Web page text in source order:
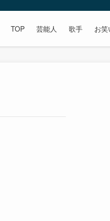
TOP 芸能人 歌手 お笑